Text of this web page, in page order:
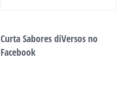
Curta Sabores diVersos no
Facebook